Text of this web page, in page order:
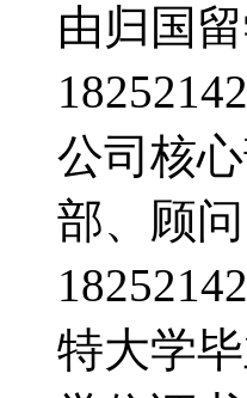
由归国
公司核
部、顾
特大学